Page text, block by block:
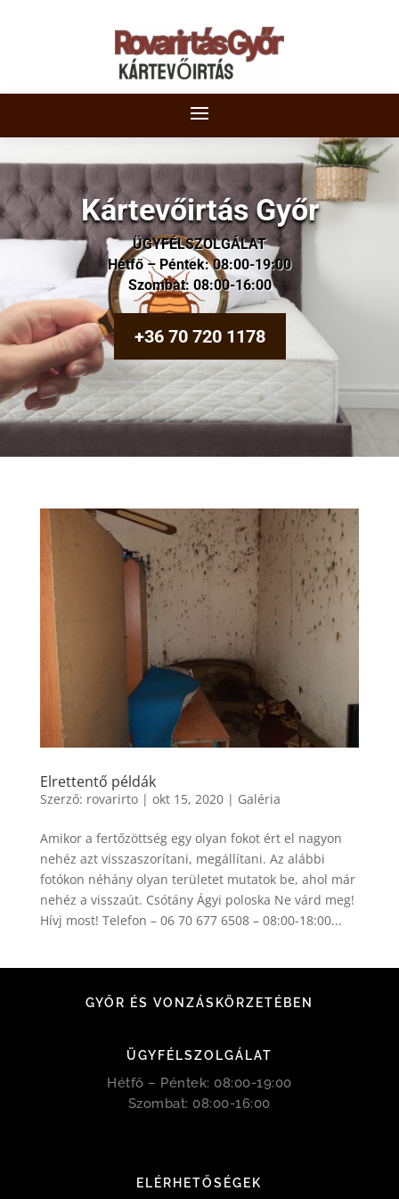
Kártevőirtás Győr
ÜGYFÉLSZOLGÁLAT
Hétfő – Péntek: 08:00-19:00
Szombat: 08:00-16:00
+36 70 720 1178
Elrettentő példák
Szerző: rovarirto| okt 15, 2020| Galéria
Amikor a fertőzöttség egy olyan fokot ért el nagyon
nehéz azt visszaszorítani, megállítani. Az alábbi
fotókon néhány olyan területet mutatok be, ahol már
nehéz a visszaút. Csótány Ágyi poloska Ne várd meg!
Hívj most! Telefon – 06 70 677 6508 – 08:00-18:00...
GYŐR ÉS VONZÁSKÖRZETÉBEN
ÜGYFÉLSZOLGÁLAT
Hétfő – Péntek: 08:00-19:00
Szombat: 08:00-16:00
ELÉRHETŐSÉGEK